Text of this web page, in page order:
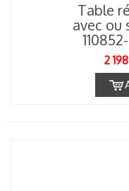
Table
avec ou
2